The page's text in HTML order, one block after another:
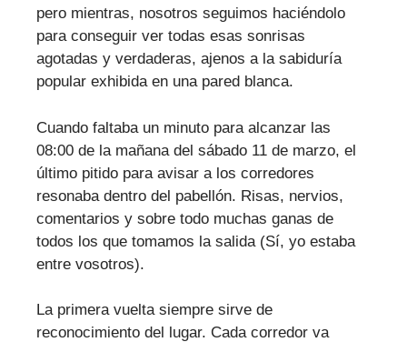
pero mientras, nosotros seguimos haciéndolo
para conseguir ver todas esas sonrisas
agotadas y verdaderas, ajenos a la sabiduría
popular exhibida en una pared blanca.
Cuando faltaba un minuto para alcanzar las
08:00 de la mañana del sábado 11 de marzo, el
último pitido para avisar a los corredores
resonaba dentro del pabellón. Risas, nervios,
comentarios y sobre todo muchas ganas de
todos los que tomamos la salida (Sí, yo estaba
entre vosotros).
La primera vuelta siempre sirve de
reconocimiento del lugar. Cada corredor va